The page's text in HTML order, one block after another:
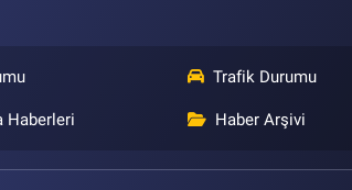
Trafik Durumu
Haberleri Haber Arşivi